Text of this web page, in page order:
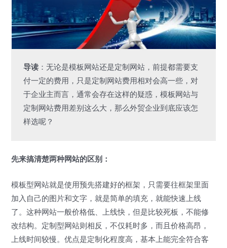
导读：无论是模板网站还是定制网站，前提都需要支
付一定的费用，只是定制网站费用相对会高一些，对
于企业主而言，通常会存在这样的疑惑，模板网站与
定制网站费用差别这么大，那么外贸企业到底应该怎
样选呢？
先来搞清楚两种网站的区别：
模板型网站就是使用预先搭建好的框架，只需要往框架里面
加入自己的图片和文字，就是简单的填充，就能快速上线
了。这种网站一般价格低、上线快，但是比较死板，不能修
改结构。定制型网站则相反，不仅耗时多，而且价格高昂，
上线时间较慢。优点是定制化程度高，基本上能完全符合客